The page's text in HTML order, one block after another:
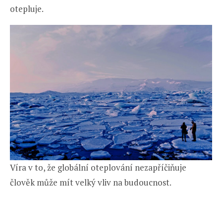
otepluje.
Víra v to, že globální oteplování nezapříčiňuje
člověk může mít velký vliv na budoucnost.